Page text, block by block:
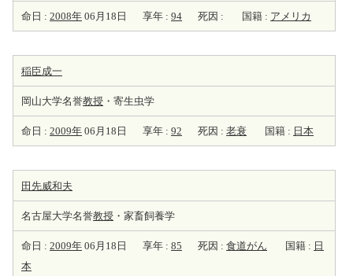
命日 : 2008年 06月18日 享年 : 94 死因 : 国籍 : アメリカ
稲臣成一
岡山大学名誉教授 ・寄生虫学
命日 : 2009年 06月18日 享年 : 92 死因 : 老衰 国籍 : 日本
田先威和夫
名古屋大学名誉教授 ・家畜飼養学
命日 : 2009年 06月18日 享年 : 85 死因 : 食道がん 国籍 : 日
本